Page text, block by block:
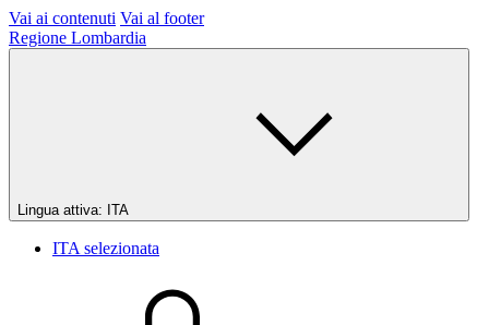
Vai ai contenuti Vai al footer
Regione Lombardia
Lingua attiva: ITA
ITA selezionata